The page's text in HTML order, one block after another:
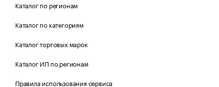
Каталог по регионам
Каталог по категориям
Каталог торговых марок
Каталог ИП по регионам
Правила использования сервиса